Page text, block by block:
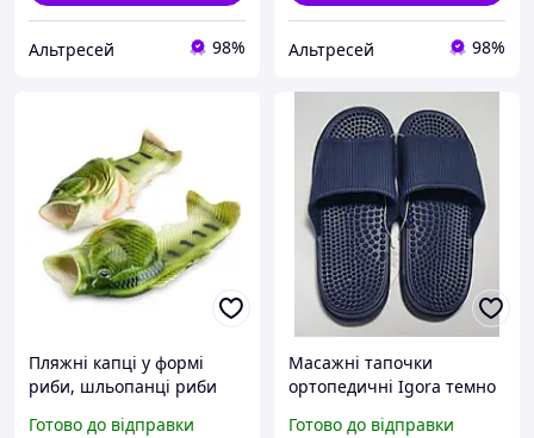
Альтресей 98% Альтресей 98%
Пляжні капці у формі
риби, шльопанці риби
Готово до відправки
Масажні тапочки
ортопедичні Igora темно
Готово до відправки